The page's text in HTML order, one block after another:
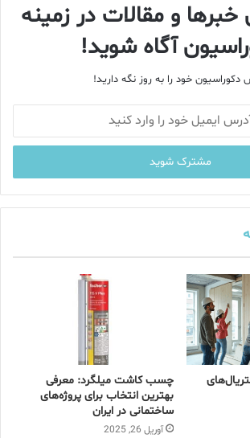
خبرها و مقالات در زمینه
آگاه شوید!
دکوراسیون خود را به روز نگه دارید!
چسب کاشت میلگرد: معرفی
بهترین انتخاب برای پروژه‌های
ساختمانی در ایران
آوریل 26, 2025